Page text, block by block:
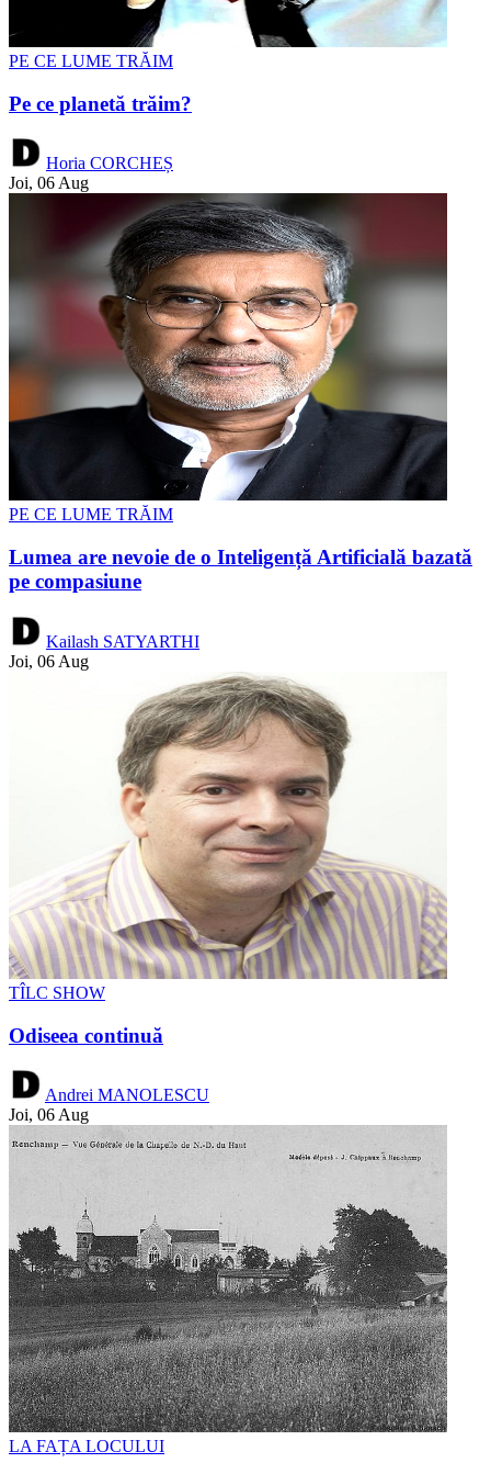
PE CE LUME TRĂIM
Pe ce planetă trăim?
Horia CORCHEȘ
Joi, 06 Aug
PE CE LUME TRĂIM
Lumea are nevoie de o Inteligență Artificială bazată
pe compasiune
Kailash SATYARTHI
Joi, 06 Aug
TÎLC SHOW
Odiseea continuă
Andrei MANOLESCU
Joi, 06 Aug
LA FAȚA LOCULUI